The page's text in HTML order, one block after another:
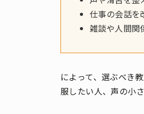
仕事の会話を
雑談や人間関
によって、選ぶべき
服したい人、声の小